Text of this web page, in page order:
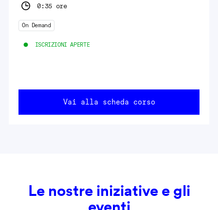
0:35 ore
On Demand
ISCRIZIONI APERTE
Vai alla scheda corso
Le nostre iniziative e gli